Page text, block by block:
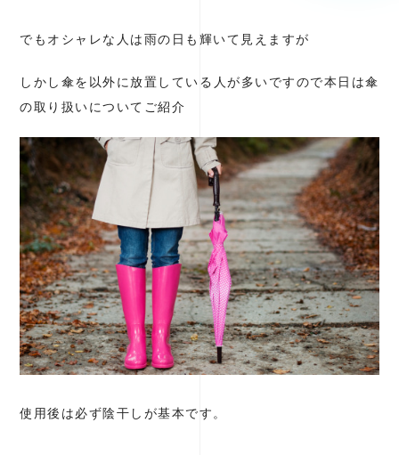
でもオシャレな人は雨の日も輝いて見えますが
しかし傘を以外に放置している人が多いですので本日は傘
の取り扱いについてご紹介
使用後は必ず陰干しが基本です。